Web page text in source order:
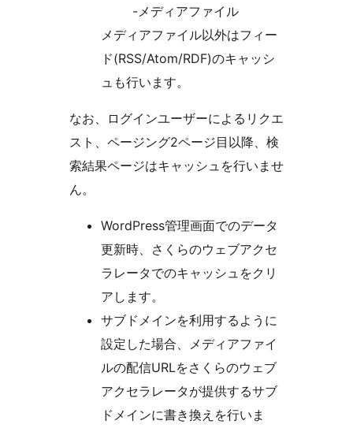
-メディアファイル
メディアファイル以外はフィー
ド(RSS/Atom/RDF)のキャッシ
ュも行います。
なお、ログインユーザーによるリクエ
スト、ページング2ページ目以降、検
索結果ページはキャッシュを行いませ
ん。
WordPress管理画面でのデータ
更新時、さくらのウェブアクセ
ラレータでのキャッシュをクリ
アします。
サブドメインを利用するように
設定した場合、メディアファイ
ルの配信URLをさくらのウェブ
アクセラレータが提供するサブ
ドメインに書き換えを行いま